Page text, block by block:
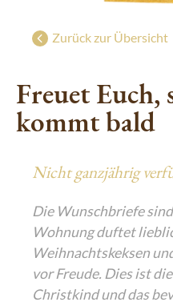
Geschenke mit
De Luxe
Saisonal: Süßes vom
Zurück zur Übersicht
Freuet Euch,
kommt bald
Nicht ganzjährig
Die Wunschbriefe
Wohnung duftet
Weihnachtskeksen
vor Freude. Dies ist
Christkind und das